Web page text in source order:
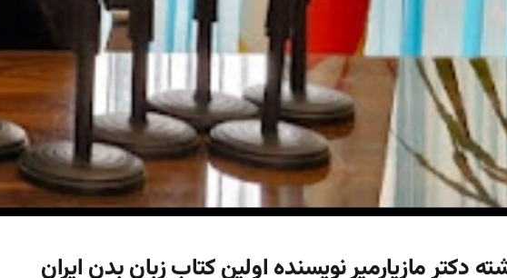
دکتر مازیارمیر نویسنده اولین کتاب زبان بدن ایران